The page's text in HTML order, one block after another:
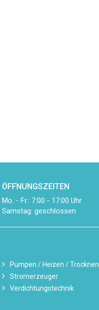
ÖFFNUNGSZEITEN
Mo. - Fr.: 7:00 - 17:00 Uhr
Samstag: geschlossen
Pumpen / Heizen / Trocknen
Stromerzeuger
Verdichtungstechnik